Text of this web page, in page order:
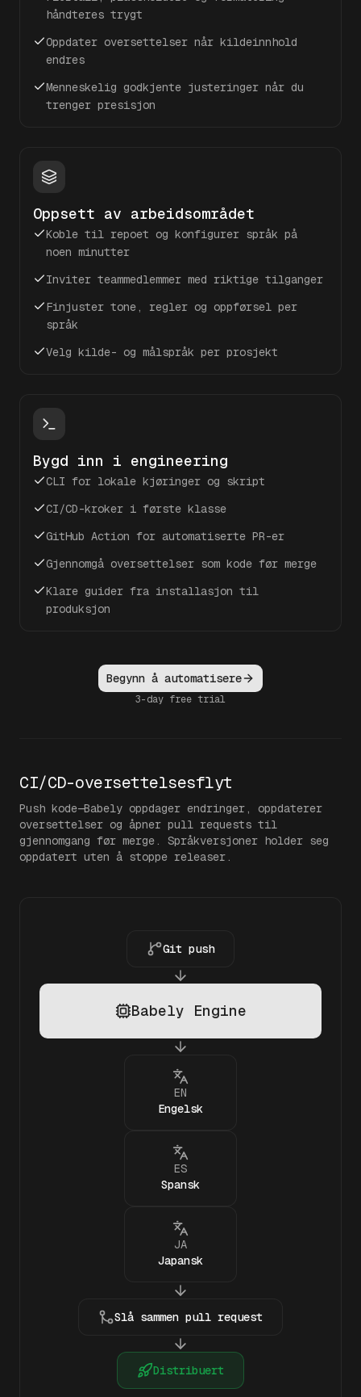
håndteres trygt
Oppdater oversettelser når kildeinnhold
endres
Menneskelig godkjente justeringer når du
trenger presisjon
Oppsett av arbeidsområdet
Koble til repoet og konfigurer språk på
noen minutter
Inviter teammedlemmer med riktige tilganger
Finjuster tone, regler og oppførsel per
språk
Velg kilde- og målspråk per prosjekt
Bygd inn i engineering
CLI for lokale kjøringer og skript
CI/CD-kroker i første klasse
GitHub Action for automatiserte PR-er
Gjennomgå oversettelser som kode før merge
Klare guider fra installasjon til
produksjon
Begynn å automatisere
3-day free trial
CI/CD-oversettelsesflyt
Push kode—Babely oppdager endringer, oppdaterer
oversettelser og åpner pull requests til
gjennomgang før merge. Språkversjoner holder seg
oppdatert uten å stoppe releaser.
Git push
Babely Engine
EN
Engelsk
ES
Spansk
JA
Japansk
Slå sammen pull request
Distribuert